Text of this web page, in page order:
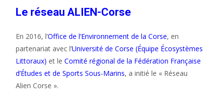
Le réseau ALIEN-Corse
En 2016, l’Office de l’Environnement de la Corse, en
partenariat avec l’Université de Corse (Équipe Écosystèmes
Littoraux) et le Comité régional de la Fédération Française
d’Études et de Sports Sous-Marins, a initié le « Réseau
Alien Corse ».